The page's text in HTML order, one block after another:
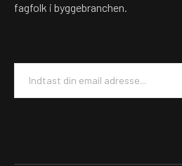
fagfolk i byggebranchen.
a